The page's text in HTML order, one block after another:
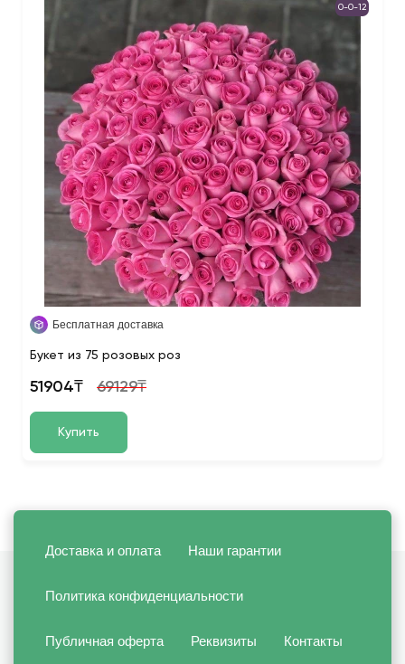
0-0-12
Бесплатная доставка
Букет из 75 розовых роз
51904₸ 69129₸
Купить
Доставка и оплата Наши гарантии
Политика конфиденциальности
Публичная оферта Реквизиты Контакты